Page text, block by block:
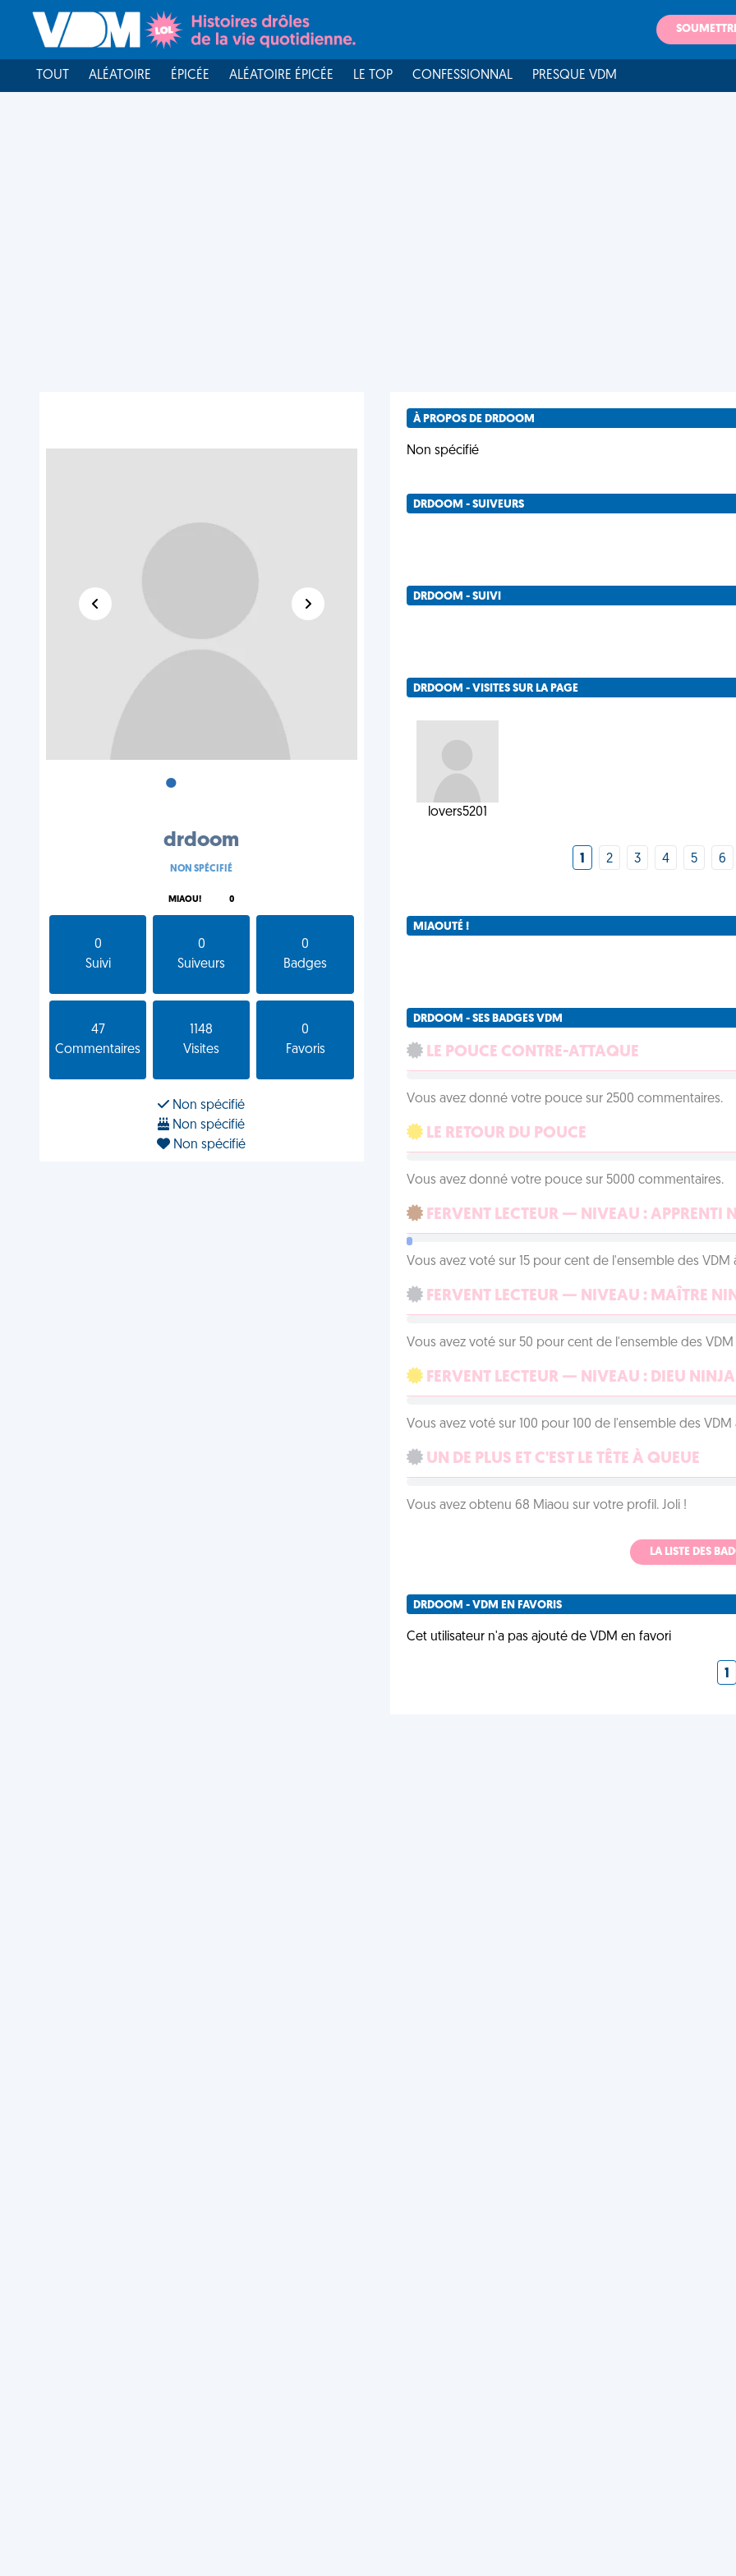
TOUT ALÉATOIRE ÉPICÉE ALÉATOIRE ÉPICÉE LE TOP CONFESSIONNAL PRESQUE VDM
•
drdoom
NON SPÉCIFIÉ
MIAOU! 0
0
Suivi
0
Suiveurs
0
Badges
47
Commentaires
1148
Visites
0
Favoris
Non spécifié
Non spécifié
Non spécifié
À PROPOS DE DRDOOM
Non spécifié
DRDOOM - SUIVEURS
DRDOOM - SUIVI
DRDOOM - VISITES SUR LA PAGE
lovers5201
1 2 3 4 5 6
MIAOUTÉ !
DRDOOM - SES BADGES VDM
LE POUCE CONTRE-ATTAQUE
Vous avez donné votre pouce sur 2500 commentaires.
LE RETOUR DU POUCE
Vous avez donné votre pouce sur 5000 commentaires.
FERVENT LECTEUR — NIVEAU : APPRENTI
Vous avez voté sur 15 pour cent de l'ensemble des VDM
FERVENT LECTEUR — NIVEAU : MAÎTRE
Vous avez voté sur 50 pour cent de l'ensemble des VDM
FERVENT LECTEUR — NIVEAU : DIEU NINJA
Vous avez voté sur 100 pour 100 de l'ensemble des VDM
UN DE PLUS ET C'EST LE TÊTE À QUEUE
Vous avez obtenu 68 Miaou sur votre profil. Joli !
LA LISTE DES
DRDOOM - VDM EN FAVORIS
Cet utilisateur n'a pas ajouté de VDM en favori
1